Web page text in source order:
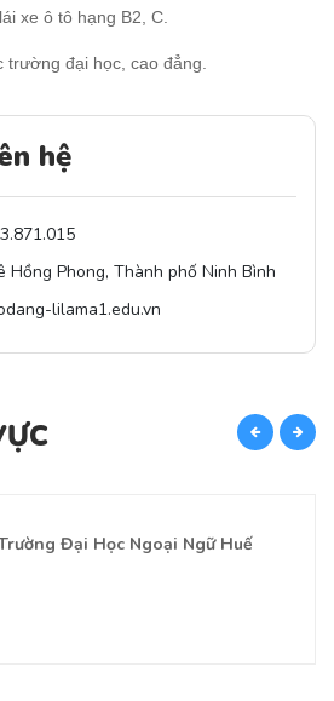
xe ô tô hạng B2, C.
đại học, cao đẳng.
hệ
Hồng Phong, Thành phố Ninh Bình
lilama1.edu.vn
Đại Học Ngoại Ngữ Huế